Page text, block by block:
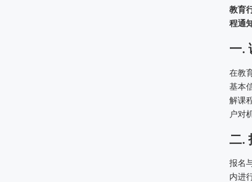
教育
程通
一.
在教
基本
解课
户对
二.
报名
内进